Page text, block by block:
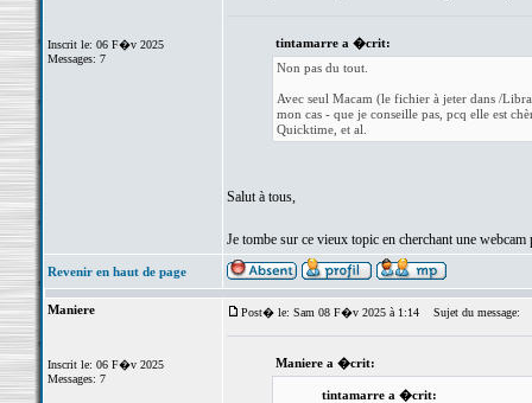
Inscrit le: 06 F�v 2025
Messages: 7
tintamarre a �crit:
Non pas du tout.
Avec seul Macam (le fichier à jeter dans /
mon cas - que je conseille pas, pcq elle est
Quicktime, et al.
Salut à tous,
Je tombe sur ce vieux topic en cherchant une
Revenir en haut de page
Maniere
Inscrit le: 06 F�v 2025
Messages: 7
Post� le: Sam 08 F�v 2025 à 1:14 Sujet du message:
Maniere a �crit:
tintamarre a �crit: